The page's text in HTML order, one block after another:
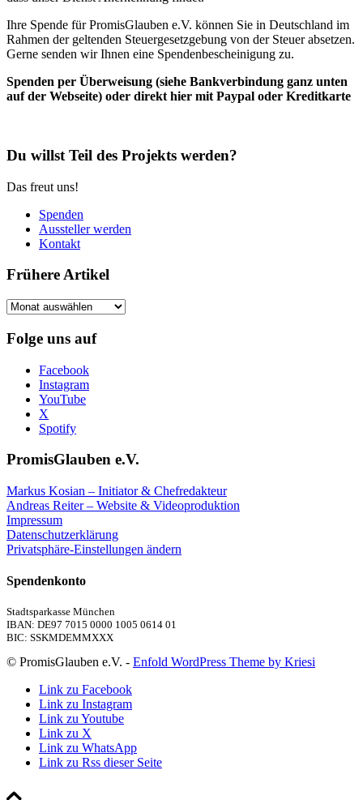
Ihre Spende für PromisGlauben e.V. können Sie in Deutschland im
Rahmen der geltenden Steuergesetzgebung von der Steuer absetzen.
Gerne senden wir Ihnen eine Spendenbescheinigung zu.
Spenden per Überweisung (siehe Bankverbindung ganz unten
auf der Webseite) oder direkt hier mit Paypal oder Kreditkarte
Du willst Teil des Projekts werden?
Das freut uns!
Spenden
Aussteller werden
Kontakt
Frühere Artikel
Frühere
Folge uns auf
Facebook
Instagram
YouTube
X
Spotify
PromisGlauben e.V.
Markus Kosian – Initiator & Chefredakteur
Andreas Reiter – Website & Videoproduktion
Impressum
Datenschutzerklärung
Privatsphäre-Einstellungen ändern
Spendenkonto
Stadtsparkasse München
IBAN: DE97 7015 0000 1005 0614 01
BIC: SSKMDEMMXXX
© PromisGlauben e.V. - Enfold WordPress Theme by Kriesi
Link zu Facebook
Link zu Instagram
Link zu Youtube
Link zu X
Link zu WhatsApp
Link zu Rss dieser Seite